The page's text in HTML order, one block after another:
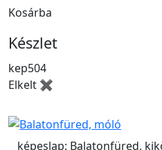
Kosárba
Készlet
kep504
Elkelt ✖
képeslap: Balatonfüred,